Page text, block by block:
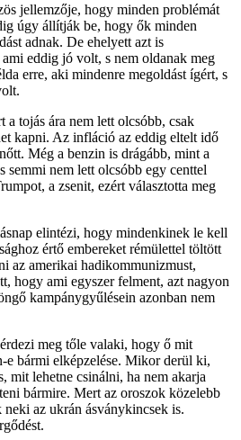
jellemzője, hogy minden problémát
úgy állítják be, hogy ők minden
adnak. De ehelyett azt is
eddig jó volt, s nem oldanak meg
erre, aki mindenre megoldást ígért, s
a tojás ára nem lett olcsóbb, csak
kapni. Az infláció az eddig eltelt idő
Még a benzin is drágább, mint a
semmi nem lett olcsóbb egy centtel
a zsenit, ezért választotta meg
elintézi, hogy mindenkinek le kell
értő embereket rémülettel töltött
az amerikai hadikommunizmust,
hogy ami egyszer felment, azt nagyon
kampánygyűlésein azonban nem
meg tőle valaki, hogy ő mit
e bármi elképzelése. Mikor derül ki,
mit lehetne csinálni, ha nem akarja
bármire. Mert az oroszok közelebb
az ukrán ásványkincsek is.